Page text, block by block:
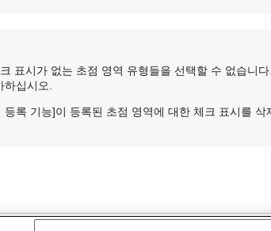
표시가 없는 초점 영역 유형들을 선택할 수 없습니
십시오.
등록 기능]이 등록된 초점 영역에 대한 체크 표시를 삭